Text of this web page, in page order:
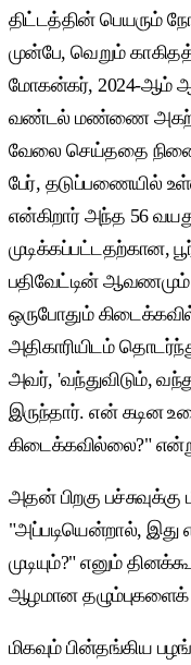
திட்டத்தின் பெயரும்
முன்பே, வெறும்
மோகன்கர், 2024-ஆம்
வண்டல் மண்ணை
வேலை செய்ததை
பேர்,
என்கிறார் அந்த 56
முடிக்கப்பட்டதற்கான,
பதிவேட்டின்
ஒருபோதும்
அதிகாரியிடம்
அவர், 'வந்துவிடும்,
இருந்தார். என் கடின
கிடைக்கவில்லை?"
அதன் பிறகு
"அப்படியென்றால், இது
முடியும்?" எனும்
ஆழமான தழும்புகளைக்
மிகவும் பின்தங்கிய